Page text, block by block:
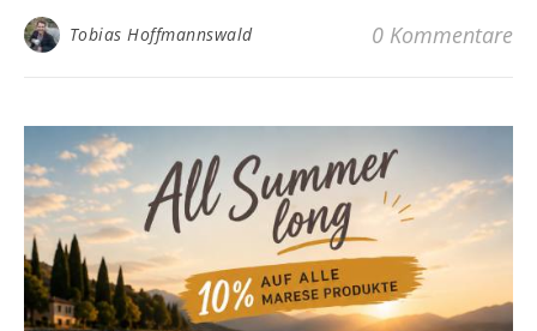
Tobias Hoffmannswald 0 Kommentare